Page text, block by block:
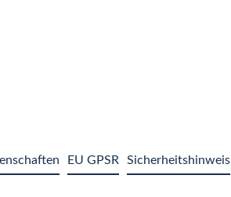
EU GPSR Sicherheitshinweis